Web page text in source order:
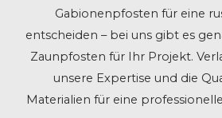
Gabionenpfosten für eine
entscheiden – bei uns gibt es
Zaunpfosten für Ihr Projekt.
unsere Expertise und die
Materialien für eine